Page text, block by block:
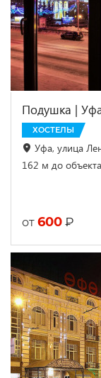
Подушка |
ХОСТЕЛЫ
Уфа, улица
162 м до объекта
от 600 ₽